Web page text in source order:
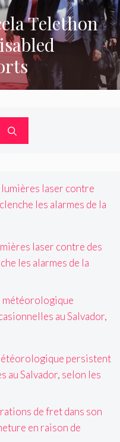
Telethon
laser contre des
les alarmes de la
persistent
au Salvador, selon les